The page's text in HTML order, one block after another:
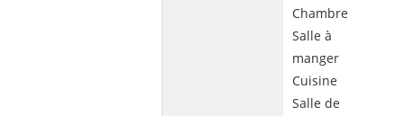
Chambre
Salle à
manger
Cuisine
Salle de